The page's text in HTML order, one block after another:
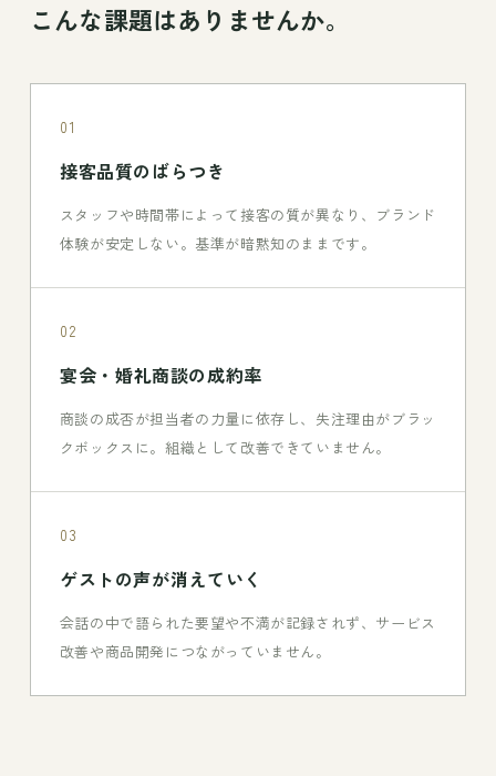
こんな課題はありませんか。
01
接客品質のばらつき
スタッフや時間帯によって接客の質が異なり、ブランド
体験が安定しない。基準が暗黙知のままです。
02
宴会・婚礼商談の成約率
商談の成否が担当者の力量に依存し、失注理由がブラッ
クボックスに。組織として改善できていません。
03
ゲストの声が消えていく
会話の中で語られた要望や不満が記録されず、サービス
改善や商品開発につながっていません。